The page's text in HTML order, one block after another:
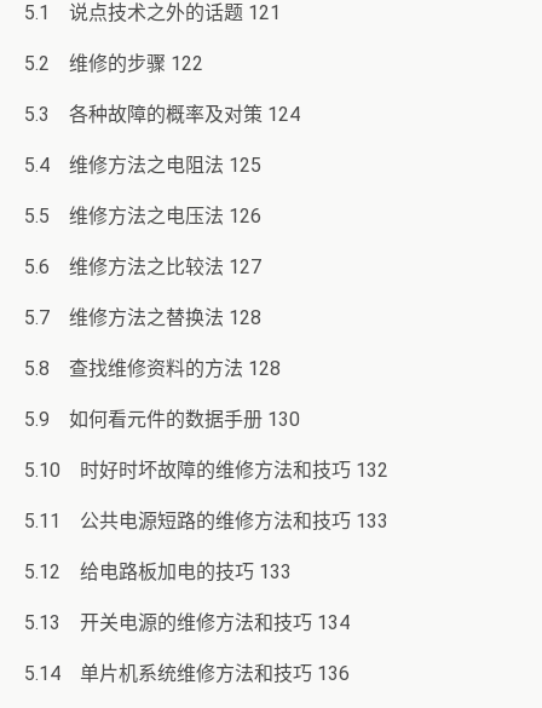
5.1 说点技术之外的话题 121
5.2 维修的步骤 122
5.3 各种故障的概率及对策 124
5.4 维修方法之电阻法 125
5.5 维修方法之电压法 126
5.6 维修方法之比较法 127
5.7 维修方法之替换法 128
5.8 查找维修资料的方法 128
5.9 如何看元件的数据手册 130
5.10 时好时坏故障的维修方法和技巧 132
5.11 公共电源短路的维修方法和技巧 133
5.12 给电路板加电的技巧 133
5.13 开关电源的维修方法和技巧 134
5.14 单片机系统维修方法和技巧 136